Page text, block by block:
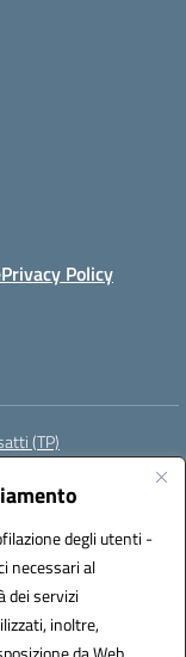
degli utenti -
necessari al
dei servizi
inoltre,
Privacy Policy
(TP)
istsc_tpic81600v